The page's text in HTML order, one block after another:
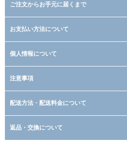
ご注文からお手元に届くまで
お支払い方法について
個人情報について
注意事項
配送方法・配送料金について
返品・交換について